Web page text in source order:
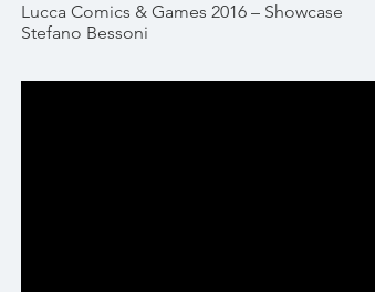
Lucca Comics & Games 2016 – Showcase
Stefano Bessoni